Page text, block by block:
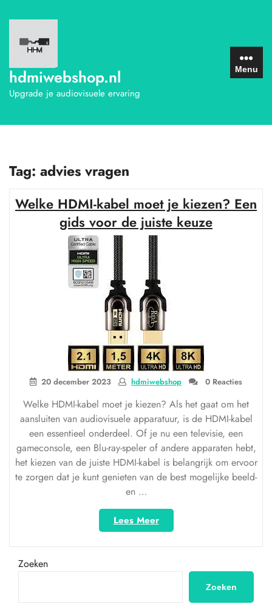
naar
inhoud
hdmiwebshop.nl
Upgrade je audiovisuele ervaring
Menu
Tag: advies vragen
Welke HDMI-kabel moet je kiezen? Een
gids voor de juiste keuze
20 december 2023 hdmiwebshop 0 Reacties
Welke HDMI-kabel moet je kiezen? Als het gaat om het
aansluiten van audiovisuele apparatuur, is de HDMI-kabel
een essentieel onderdeel. Of je nu een televisie, een
gameconsole, een Blu-ray-speler of andere apparaten hebt,
het kiezen van de juiste HDMI-kabel is belangrijk om ervoor
te zorgen dat je kunt genieten van de best mogelijke beeld-
en …
Lees Meer“Welke
HDMI-
kabel
je
Een
Zoeken
Zoeken